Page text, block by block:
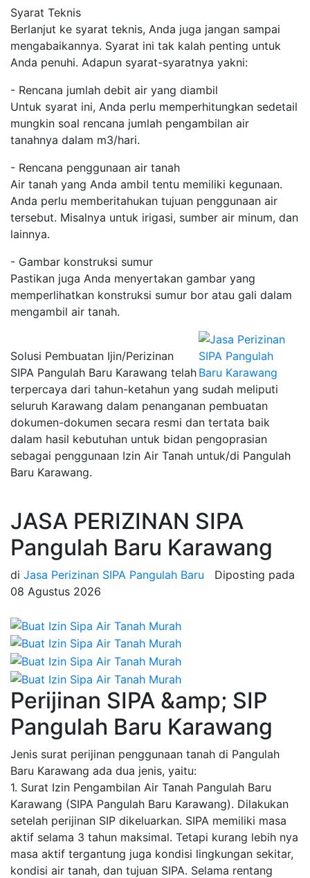
Syarat Teknis
Berlanjut ke syarat teknis, Anda juga jangan sampai
mengabaikannya. Syarat ini tak kalah penting untuk
Anda penuhi. Adapun syarat-syaratnya yakni:
- Rencana jumlah debit air yang diambil
Untuk syarat ini, Anda perlu memperhitungkan sedetail
mungkin soal rencana jumlah pengambilan air
tanahnya dalam m3/hari.
- Rencana penggunaan air tanah
Air tanah yang Anda ambil tentu memiliki kegunaan.
Anda perlu memberitahukan tujuan penggunaan air
tersebut. Misalnya untuk irigasi, sumber air minum, dan
lainnya.
- Gambar konstruksi sumur
Pastikan juga Anda menyertakan gambar yang
memperlihatkan konstruksi sumur bor atau gali dalam
mengambil air tanah.
Solusi Pembuatan Ijin/Perizinan
SIPA Pangulah Baru Karawang telah
terpercaya dari tahun-ketahun yang sudah meliputi
seluruh Karawang dalam penanganan pembuatan
dokumen-dokumen secara resmi dan tertata baik
dalam hasil kebutuhan untuk bidan pengoprasian
sebagai penggunaan Izin Air Tanah untuk/di Pangulah
Baru Karawang.
JASA PERIZINAN SIPA
Pangulah Baru Karawang
di Jasa Perizinan SIPA Pangulah Baru
Diposting pada
08 Agustus 2026
Perijinan SIPA &amp; SIP
Pangulah Baru Karawang
Jenis surat perijinan penggunaan tanah di Pangulah
Baru Karawang ada dua jenis, yaitu:
1. Surat Izin Pengambilan Air Tanah Pangulah Baru
Karawang (SIPA Pangulah Baru Karawang). Dilakukan
setelah perijinan SIP dikeluarkan. SIPA memiliki masa
aktif selama 3 tahun maksimal. Tetapi kurang lebih nya
masa aktif tergantung juga kondisi lingkungan sekitar,
kondisi air tanah, dan tujuan SIPA. Selama rentang